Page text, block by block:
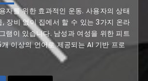
자를 위한 효과적인 운동. 사용자의 상태
, 장비 없이 집에서 할 수 있는 3가지 온라
램이 있습니다. 남성과 여성을 위한 피트
이상의 언어로 제공되는 AI 기반 프로